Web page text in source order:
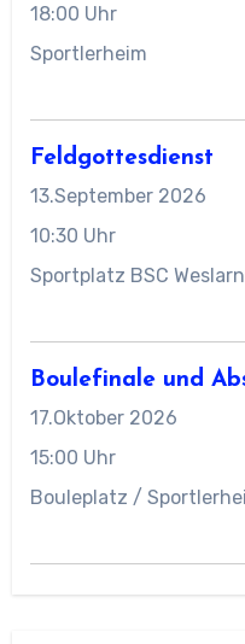
18:00 Uhr
Sportlerheim
Feldgottesdienst
13.September 2026
10:30 Uhr
Sportplatz BSC Weslarn
Boulefinale und
17.Oktober 2026
15:00 Uhr
Bouleplatz /